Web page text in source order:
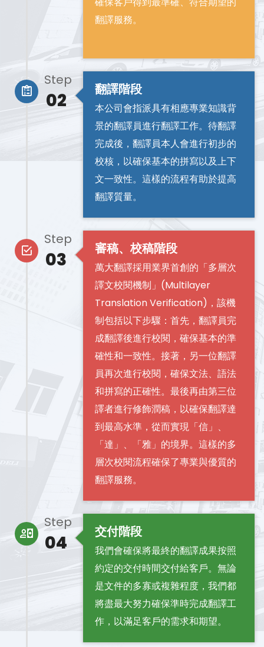
翻譯服務。
翻譯階段
本公司會指派具有相應專業知識背
景的翻譯員進行翻譯工作。待翻譯
完成後，翻譯員本人會進行初步的
校核，以確保基本的拼寫以及上下
文一致性。這樣的流程有助於提高
翻譯質量。
Step
02
審稿、校稿階段
萬大翻譯採用業界首創的「多層次
譯文校閱機制」(Multilayer
Translation Verification)，該機
制包括以下步驟：首先，翻譯員完
成翻譯後進行校閱，確保基本的準
確性和一致性。接著，另一位翻譯
員再次進行校閱，確保文法、語法
和拼寫的正確性。最後再由第三位
譯者進行修飾潤稿，以確保翻譯達
到最高水準，從而實現「信」、
「達」、「雅」的境界。這樣的多
層次校閱流程確保了專業與優質的
翻譯服務。
Step
03
交付階段
我們會確保將最終的翻譯成果按照
約定的交付時間交付給客戶。無論
是文件的多寡或複雜程度，我們都
將盡最大努力確保準時完成翻譯工
作，以滿足客戶的需求和期望。
Step
04